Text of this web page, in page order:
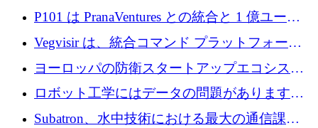
フォーム Ogma を買収して子ども向け言語療
P101 は PranaVentures との統合と 1 億ユーロ
のファンドによりシード投資に拡大
Vegvisir は、統合コマンド プラットフォーム
を通じて関連する無人システムを接続するた
めの資金を調達します
ヨーロッパの防衛スタートアップエコシステ
ムとなったハッカソン
ロボット工学にはデータの問題があります。
Macrodata Labs はそれを解決したいと考えて
Subatron、水中技術における最大の通信課題